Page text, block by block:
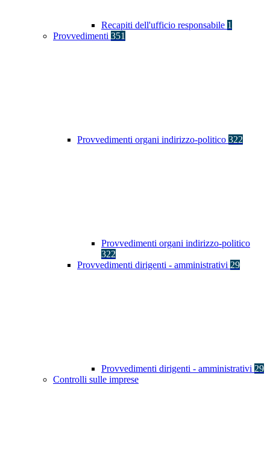
Recapiti dell'ufficio responsabile 1
Provvedimenti 351
Provvedimenti organi indirizzo-politico 322
Provvedimenti organi indirizzo-politico
322
Provvedimenti dirigenti - amministrativi 29
Provvedimenti dirigenti - amministrativi 29
Controlli sulle imprese